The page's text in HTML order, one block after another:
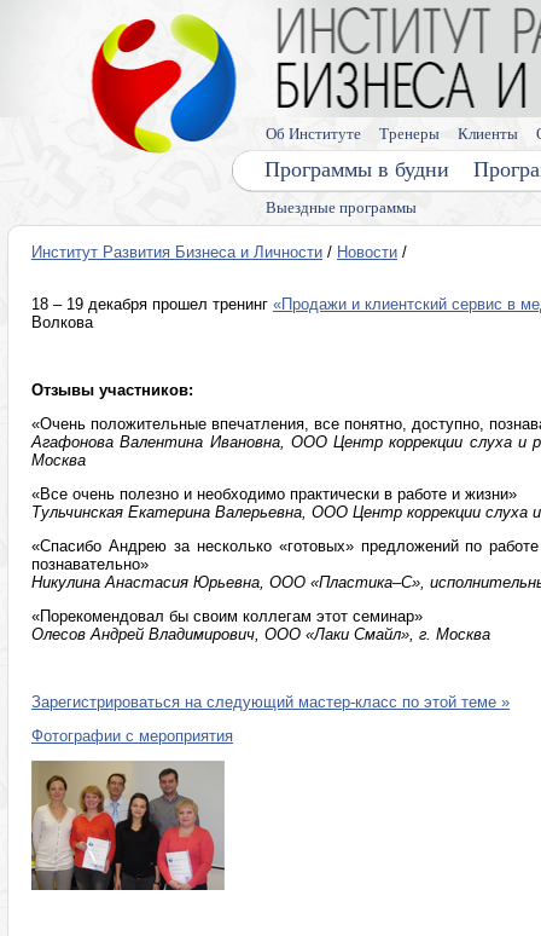
Выездные программы
Программы в будни
Об Институте Тренеры Клиенты
Институт Развития Бизнеса и Личности / Новости /
18 – 19 декабря прошел тренинг «Продажи и клиентский сервис в
Волкова
Отзывы участников:
«Очень положительные впечатления, все понятно, доступно,
Агафонова Валентина Ивановна, ООО Центр коррекции слуха и
Москва
«Все очень полезно и необходимо практически в работе и жизни»
Тульчинская Екатерина Валерьевна, ООО Центр коррекции слуха
«Спасибо Андрею за несколько «готовых» предложений по
познавательно»
Никулина Анастасия Юрьевна, ООО «Пластика–С»,
«Порекомендовал бы своим коллегам этот семинар»
Олесов Андрей Владимирович, ООО «Лаки Смайл», г. Москва
Зарегистрироваться на следующий мастер-класс по этой теме »
Фотографии с мероприятия